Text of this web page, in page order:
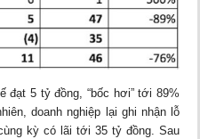
đạt 5 tỷ đồng, “bốc hơi” tới 89%
doanh nghiệp lại ghi nhận lỗ
kỳ có lãi tới 35 tỷ đồng. Sau